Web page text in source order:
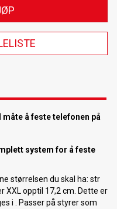
å feste telefonen på
system for å feste
størrelsen du skal ha: str
XXL opptil 17,2 cm. Dette er
i . Passer på styrer som